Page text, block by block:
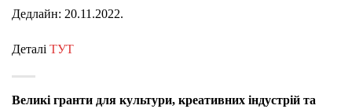
Дедлайн: 20.11.2022.
Деталі ТУТ
Великі гранти для культури, креативних індустрій та